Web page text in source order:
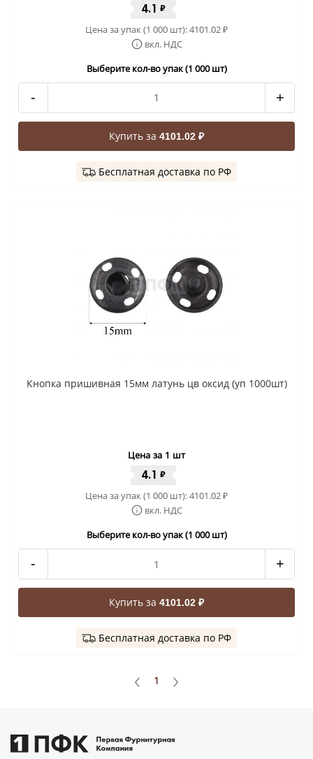
4.1 ₽
Цена за упак (1 000 шт):4101.02₽
вкл. НДС
Выберите кол-во упак (1 000 шт)
- +
Купить за 4101.02 ₽
Бесплатная доставка по РФ
Кнопка пришивная 15мм латунь цв оксид (уп 1000шт)
Цена за 1 шт
4.1 ₽
Цена за упак (1 000 шт):4101.02₽
вкл. НДС
Выберите кол-во упак (1 000 шт)
- +
Купить за 4101.02 ₽
Бесплатная доставка по РФ
1